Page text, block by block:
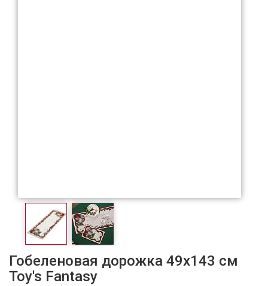
Гобеленовая дорожка 49x143 см
Toy's Fantasy